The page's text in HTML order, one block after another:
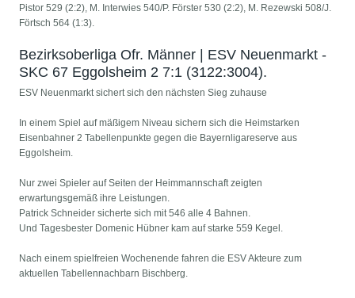
Pistor 529 (2:2), M. Interwies 540/P. Förster 530 (2:2), M. Rezewski 508/J.
Förtsch 564 (1:3).
Bezirksoberliga Ofr. Männer | ESV Neuenmarkt -
SKC 67 Eggolsheim 2 7:1 (3122:3004).
ESV Neuenmarkt sichert sich den nächsten Sieg zuhause
In einem Spiel auf mäßigem Niveau sichern sich die Heimstarken
Eisenbahner 2 Tabellenpunkte gegen die Bayernligareserve aus
Eggolsheim.
Nur zwei Spieler auf Seiten der Heimmannschaft zeigten
erwartungsgemäß ihre Leistungen.
Patrick Schneider sicherte sich mit 546 alle 4 Bahnen.
Und Tagesbester Domenic Hübner kam auf starke 559 Kegel.
Nach einem spielfreien Wochenende fahren die ESV Akteure zum
aktuellen Tabellennachbarn Bischberg.